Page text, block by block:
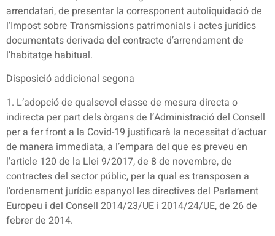
arrendatari, de presentar la corresponent autoliquidació de
l’Impost sobre Transmissions patrimonials i actes jurídics
documentats derivada del contracte d’arrendament de
l’habitatge habitual.
Disposició addicional segona
1. L’adopció de qualsevol classe de mesura directa o
indirecta per part dels òrgans de l’Administració del Consell
per a fer front a la Covid-19 justificarà la necessitat d’actuar
de manera immediata, a l’empara del que es preveu en
l’article 120 de la Llei 9/2017, de 8 de novembre, de
contractes del sector públic, per la qual es transposen a
l’ordenament jurídic espanyol les directives del Parlament
Europeu i del Consell 2014/23/UE i 2014/24/UE, de 26 de
febrer de 2014.